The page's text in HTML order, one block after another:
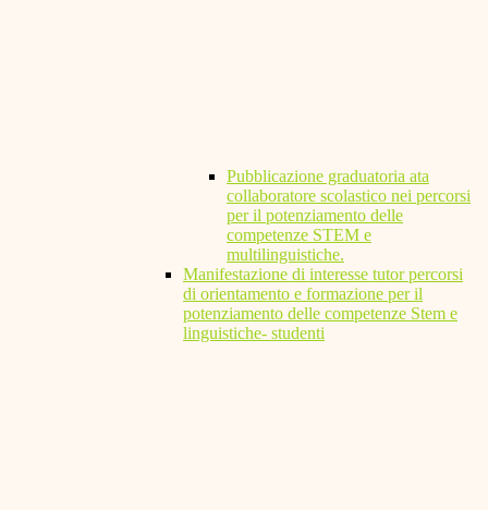
Pubblicazione graduatoria ata
collaboratore scolastico nei percorsi
per il potenziamento delle
competenze STEM e
multilinguistiche.
Manifestazione di interesse tutor percorsi
di orientamento e formazione per il
potenziamento delle competenze Stem e
linguistiche- studenti